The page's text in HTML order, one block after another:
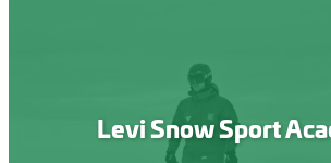
Levi Snow Sport